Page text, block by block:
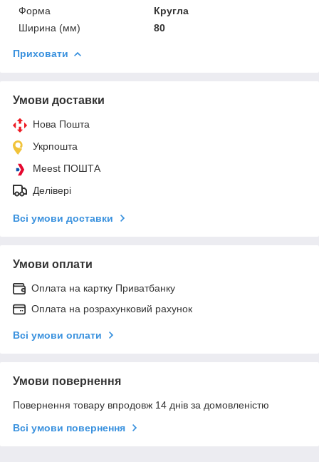
Форма
Кругла
Ширина (мм)
80
Приховати
Умови доставки
Нова Пошта
Укрпошта
Meest ПОШТА
Делівері
Всі умови доставки
Умови оплати
Оплата на картку Приватбанку
Оплата на розрахунковий рахунок
Всі умови оплати
Умови повернення
Повернення товару впродовж 14 днів за домовленістю
Всі умови повернення